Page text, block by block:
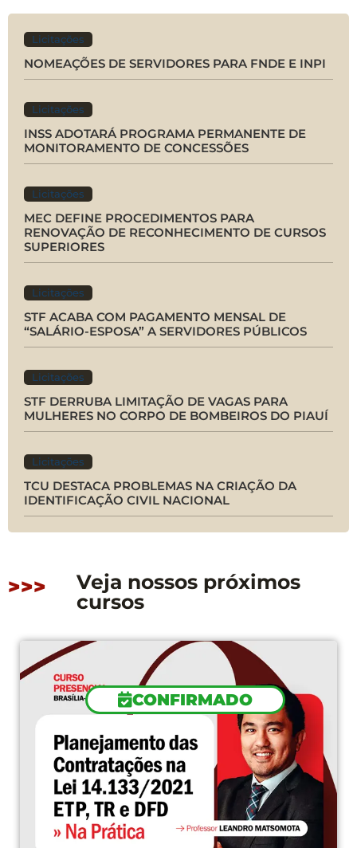
Licitações
NOMEAÇÕES DE SERVIDORES PARA FNDE E INPI
Licitações
INSS ADOTARÁ PROGRAMA PERMANENTE DE
MONITORAMENTO DE CONCESSÕES
Licitações
MEC DEFINE PROCEDIMENTOS PARA
RENOVAÇÃO DE RECONHECIMENTO DE CURSOS
SUPERIORES
Licitações
STF ACABA COM PAGAMENTO MENSAL DE
“SALÁRIO-ESPOSA” A SERVIDORES PÚBLICOS
Licitações
STF DERRUBA LIMITAÇÃO DE VAGAS PARA
MULHERES NO CORPO DE BOMBEIROS DO PIAUÍ
Licitações
TCU DESTACA PROBLEMAS NA CRIAÇÃO DA
IDENTIFICAÇÃO CIVIL NACIONAL
>>>
Veja nossos próximos
cursos
CONFIRMADO